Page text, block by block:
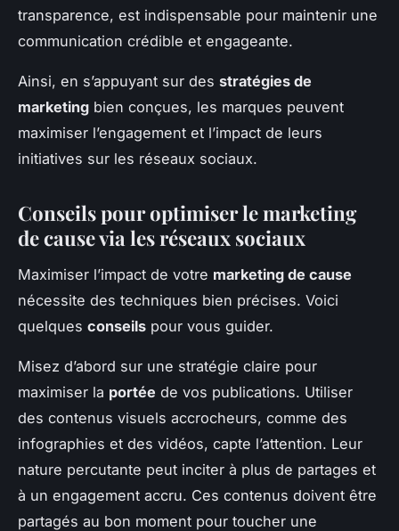
transparence, est indispensable pour maintenir une
communication crédible et engageante.
Ainsi, en s’appuyant sur des stratégies de
marketing bien conçues, les marques peuvent
maximiser l’engagement et l’impact de leurs
initiatives sur les réseaux sociaux.
Conseils pour optimiser le marketing
de cause via les réseaux sociaux
Maximiser l’impact de votre marketing de cause
nécessite des techniques bien précises. Voici
quelques conseils pour vous guider.
Misez d’abord sur une stratégie claire pour
maximiser la portée de vos publications. Utiliser
des contenus visuels accrocheurs, comme des
infographies et des vidéos, capte l’attention. Leur
nature percutante peut inciter à plus de partages et
à un engagement accru. Ces contenus doivent être
partagés au bon moment pour toucher une